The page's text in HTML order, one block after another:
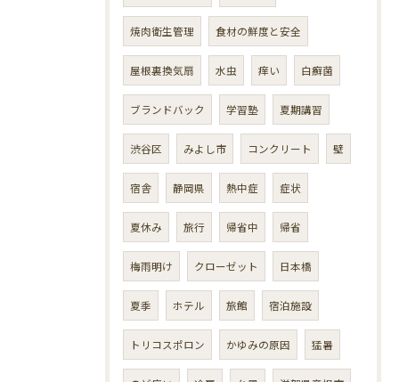
焼肉衛生管理 食材の鮮度と安全
屋根裏換気扇 水虫 痒い 白癬菌
ブランドバック 学習塾 夏期講習
渋谷区 みよし市 コンクリート 壁
宿舎 静岡県 熱中症 症状
夏休み 旅行 帰省中 帰省
梅雨明け クローゼット 日本橋
夏季 ホテル 旅館 宿泊施設
トリコスポロン かゆみの原因 猛暑